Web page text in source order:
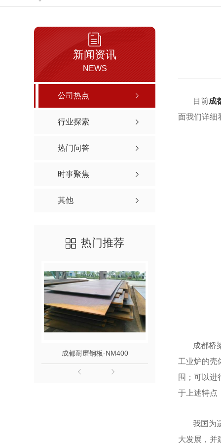
新闻资讯
NEWS
公司热点
行业探索
热门问答
时事聚焦
其他
热门推荐
成都耐磨钢板-NM400
目前成
面我们详细
成都桥
工业炉的壳
围；可以进
于上述特
我国为
大发展，并